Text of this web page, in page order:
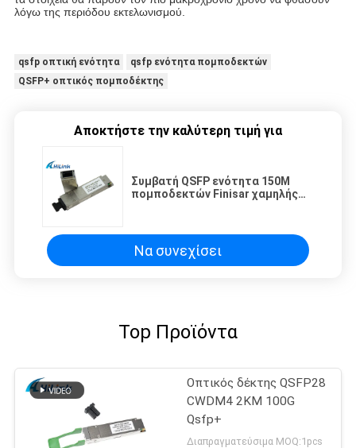
λόγω της περιόδου εκτελωνισμού.
qsfp οπτική ενότητα
qsfp ενότητα πομποδεκτών
QSFP+ οπτικός πομποδέκτης
Αποκτήστε την καλύτερη τιμή για
Συμβατή QSFP ενότητα 150M
πομποδεκτών Finisar χαμηλής
Να συνεχίσει
Top Προϊόντα
Οπτικός δέκτης QSFP28
CWDM4 2KM 100G
Qsfp+
Διαπραγματεύσιμα MOQ:1pcs